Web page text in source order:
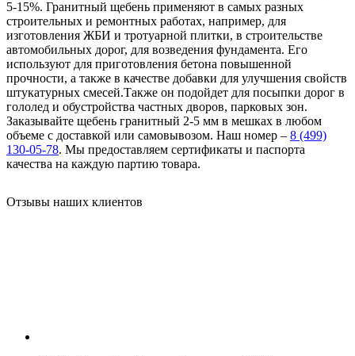
5-15%. Гранитный щебень применяют в самых разных
строительных и ремонтных работах, например, для
изготовления ЖБИ и тротуарной плитки, в строительстве
автомобильных дорог, для возведения фундамента. Его
используют для приготовления бетона повышенной
прочности, а также в качестве добавки для улучшения свойств
штукатурных смесей.Также он подойдет для посыпки дорог в
гололед и обустройства частных дворов, парковых зон.
Заказывайте щебень гранитный 2-5 мм в мешках в любом
объеме с доставкой или самовывозом. Наш номер – 8 (499)
130-05-78. Мы предоставляем сертификаты и паспорта
качества на каждую партию товара.
Отзывы наших клиентов